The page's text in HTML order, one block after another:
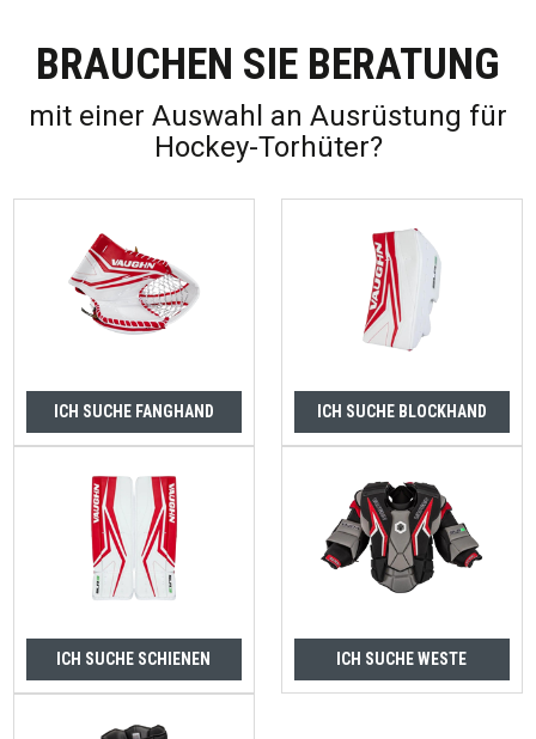
BRAUCHEN SIE BERATUNG
mit einer Auswahl an Ausrüstung für
Hockey-Torhüter?
ICH SUCHE FANGHAND ICH SUCHE BLOCKHAND
ICH SUCHE SCHIENEN ICH SUCHE WESTE